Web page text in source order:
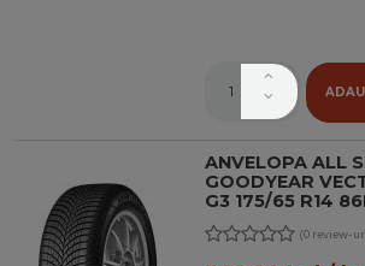
ANVELOPA ALL
GOODYEAR
G3 175/65 R14
(0 review-